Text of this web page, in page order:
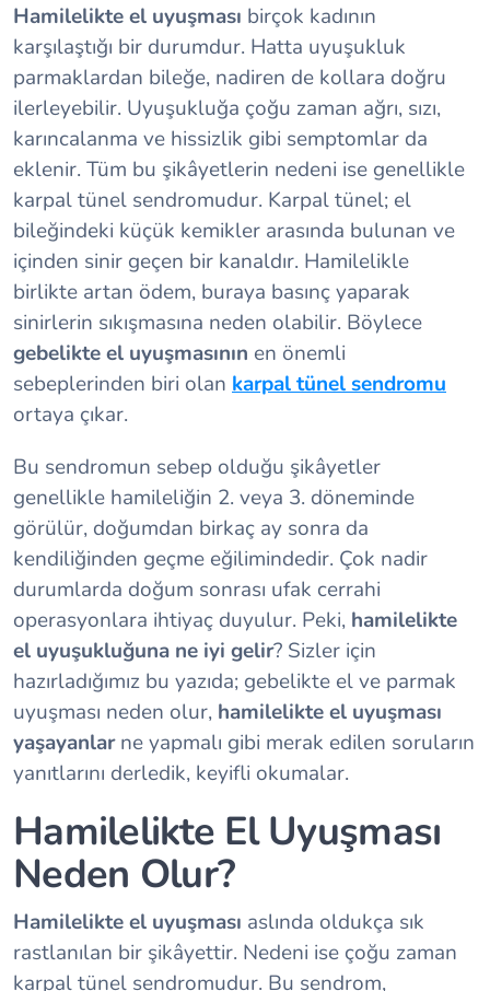
Hamilelikte el uyuşması birçok kadının
karşılaştığı bir durumdur. Hatta uyuşukluk
parmaklardan bileğe, nadiren de kollara doğru
ilerleyebilir. Uyuşukluğa çoğu zaman ağrı, sızı,
karıncalanma ve hissizlik gibi semptomlar da
eklenir. Tüm bu şikâyetlerin nedeni ise genellikle
karpal tünel sendromudur. Karpal tünel; el
bileğindeki küçük kemikler arasında bulunan ve
içinden sinir geçen bir kanaldır. Hamilelikle
birlikte artan ödem, buraya basınç yaparak
sinirlerin sıkışmasına neden olabilir. Böylece
gebelikte el uyuşmasının en önemli
sebeplerinden biri olan karpal tünel sendromu
ortaya çıkar.
Bu sendromun sebep olduğu şikâyetler
genellikle hamileliğin 2. veya 3. döneminde
görülür, doğumdan birkaç ay sonra da
kendiliğinden geçme eğilimindedir. Çok nadir
durumlarda doğum sonrası ufak cerrahi
operasyonlara ihtiyaç duyulur. Peki, hamilelikte
el uyuşukluğuna ne iyi gelir? Sizler için
hazırladığımız bu yazıda; gebelikte el ve parmak
uyuşması neden olur, hamilelikte el uyuşması
yaşayanlarne yapmalı gibi merak edilen soruların
yanıtlarını derledik, keyifli okumalar.
Hamilelikte El Uyuşması
Neden Olur?
Hamilelikte el uyuşması aslında oldukça sık
rastlanılan bir şikâyettir. Nedeni ise çoğu zaman
karpal tünel sendromudur. Bu sendrom,